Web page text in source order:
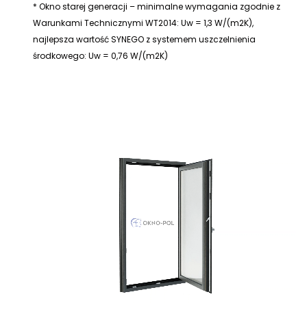
* Okno starej generacji – minimalne wymagania zgodnie z
Warunkami Technicznymi WT2014: Uw = 1,3 W/(m2K),
najlepsza wartość SYNEGO z systemem uszczelnienia
środkowego: Uw = 0,76 W/(m2K)